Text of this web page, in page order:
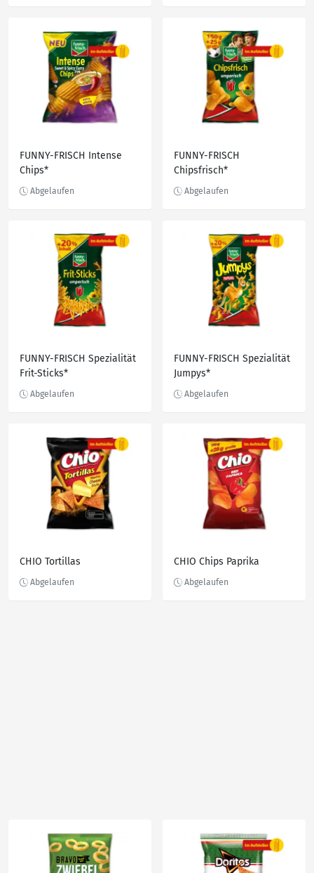
FUNNY-FRISCH Intense
Chips*
FUNNY-FRISCH
Chipsfrisch*
FUNNY-FRISCH Spezialität
Frit-Sticks*
FUNNY-FRISCH Spezialität
Jumpys*
CHIO Tortillas CHIO Chips Paprika